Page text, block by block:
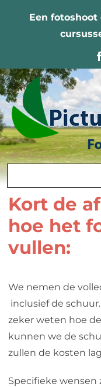
Een
Home
Fotografie Leercentrum
Nabestellingen
Web design
Contact
Kort de
hoe het
vullen:
We nemen de
inclusief de
zeker weten hoe
kunnen we de
zullen de kosten
Specifieke